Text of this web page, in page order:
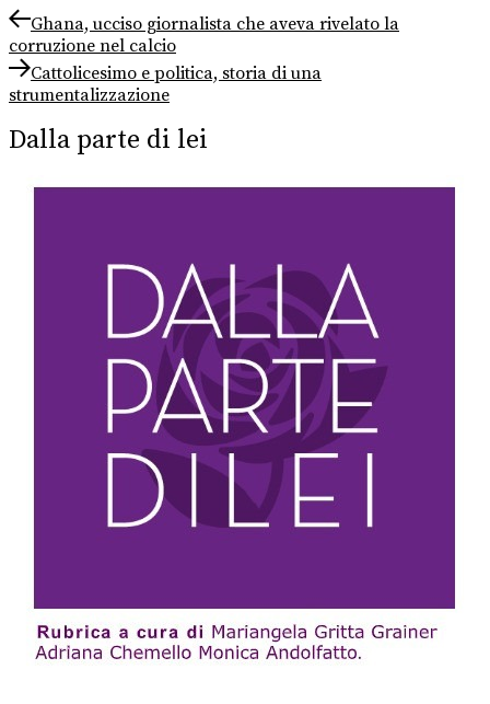
Navigazione
articoli
Previous
post:
Ghana, ucciso giornalista che aveva rivelato la
corruzione nel calcio
Next
post:
Cattolicesimo e politica, storia di una
strumentalizzazione
Dalla parte di lei